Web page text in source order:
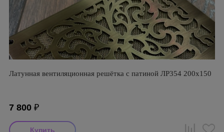
Латунная вентиляционная решётка с патиной ЛР354 200х150
7 800 ₽